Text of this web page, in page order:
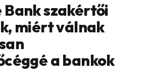
Bank szakértői
miért válnak
a bankok